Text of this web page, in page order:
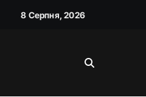
8 Серпня, 2026